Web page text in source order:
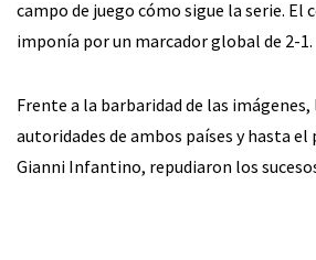
campo de juego cómo sigue la serie. El
imponía por un marcador global de 2-1.
Frente a la barbaridad de las
autoridades de ambos países y hasta el
Gianni Infantino, repudiaron los